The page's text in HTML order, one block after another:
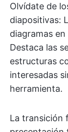
Olvídate de
diapositivas:
diagramas
Destaca las
estructuras
interesadas
herramienta.
La transición